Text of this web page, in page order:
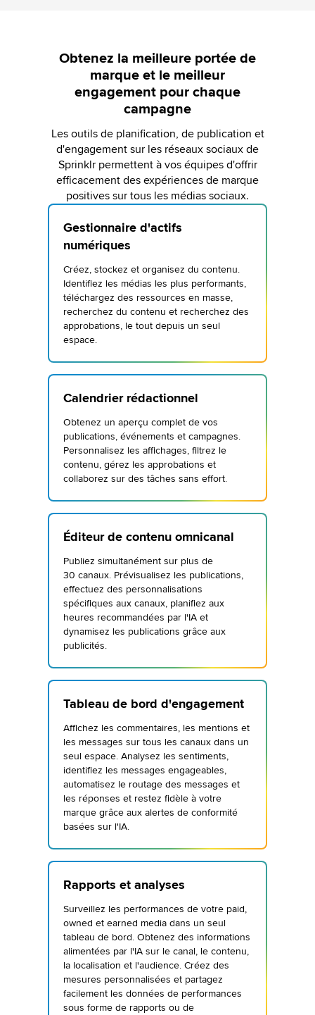
Obtenez la meilleure portée de
marque et le meilleur
engagement pour chaque
campagne
Les outils de planification, de publication et
d'engagement sur les réseaux sociaux de
Sprinklr permettent à vos équipes d'offrir
efficacement des expériences de marque
positives sur tous les médias sociaux.
Gestionnaire d'actifs
numériques
Créez, stockez et organisez du contenu.
Identifiez les médias les plus performants,
téléchargez des ressources en masse,
recherchez du contenu et recherchez des
approbations, le tout depuis un seul
espace.
Calendrier rédactionnel
Obtenez un aperçu complet de vos
publications, événements et campagnes.
Personnalisez les affichages, filtrez le
contenu, gérez les approbations et
collaborez sur des tâches sans effort.
Éditeur de contenu omnicanal
Publiez simultanément sur plus de
30 canaux. Prévisualisez les publications,
effectuez des personnalisations
spécifiques aux canaux, planifiez aux
heures recommandées par l'IA et
dynamisez les publications grâce aux
publicités.
Tableau de bord d'engagement
Affichez les commentaires, les mentions et
les messages sur tous les canaux dans un
seul espace. Analysez les sentiments,
identifiez les messages engageables,
automatisez le routage des messages et
les réponses et restez fidèle à votre
marque grâce aux alertes de conformité
basées sur l'IA.
Rapports et analyses
Surveillez les performances de votre paid,
owned et earned media dans un seul
tableau de bord. Obtenez des informations
alimentées par l'IA sur le canal, le contenu,
la localisation et l'audience. Créez des
mesures personnalisées et partagez
facilement les données de performances
sous forme de rapports ou de